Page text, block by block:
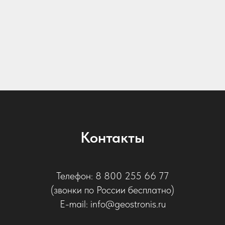
Контакты
Телефон: 8 800 255 66 77
(звонки по России бесплатно)
E-mail: info@geostronis.ru